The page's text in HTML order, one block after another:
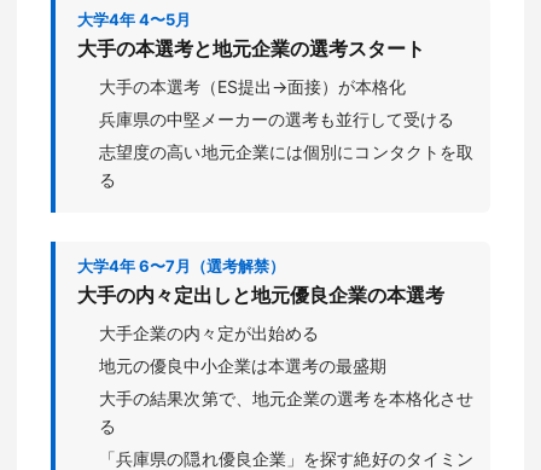
大学4年 4〜5月
大手の本選考と地元企業の選考スタート
大手の本選考（ES提出→面接）が本格化
兵庫県の中堅メーカーの選考も並行して受ける
志望度の高い地元企業には個別にコンタクトを取
る
大学4年 6〜7月（選考解禁）
大手の内々定出しと地元優良企業の本選考
大手企業の内々定が出始める
地元の優良中小企業は本選考の最盛期
大手の結果次第で、地元企業の選考を本格化させ
る
「兵庫県の隠れ優良企業」を探す絶好のタイミン